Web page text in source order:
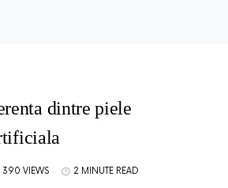
dintre piele
390 VIEWS 2 MINUTE READ